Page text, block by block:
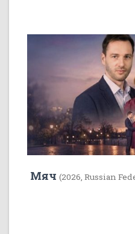
Мяч (2026, Russian